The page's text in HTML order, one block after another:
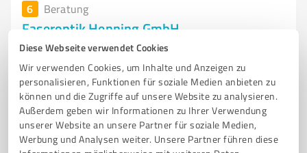
Diese Webseite verwendet Cookies
Wir verwenden Cookies, um Inhalte und Anzeigen zu
personalisieren, Funktionen für soziale Medien anbieten zu
können und die Zugriffe auf unsere Website zu analysieren.
Außerdem geben wir Informationen zu Ihrer Verwendung
unserer Website an unsere Partner für soziale Medien,
Werbung und Analysen weiter. Unsere Partner führen diese
6 Beratung
Faseroptik Henning GmbH
Faseroptik Henning GmbH - Experten für Lichtquellen
und Messtechniklösungen
MESSTECHNIK
INDUSTRIELLE BILDVERARBEITUNG BERATUNG PROTOTYPENBAU
QUALITÄT MASSGESCHNEIDERTE LÖSUNGEN TELEKOMMUNIKATION
MEDIZINTECHNIK INNOVATIVE KONZEPTE